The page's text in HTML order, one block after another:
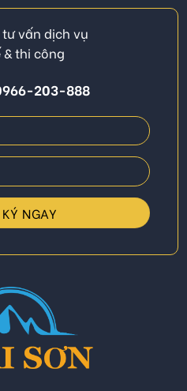
vấn dịch vụ
thi công
203-888